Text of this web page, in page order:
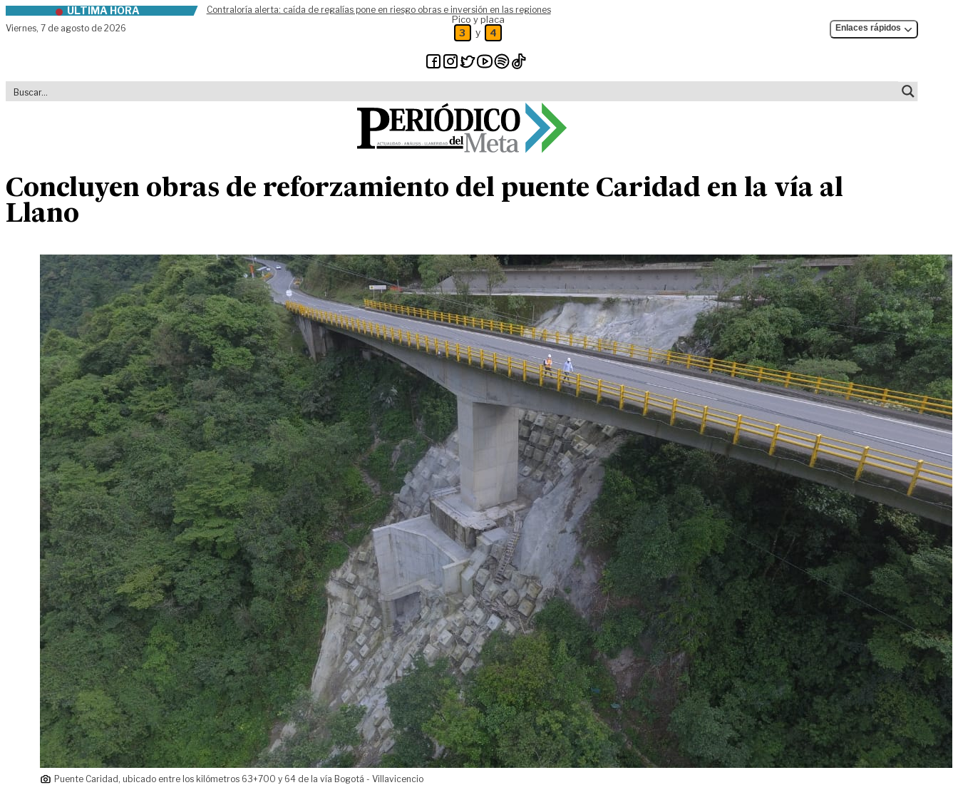
Skip to contentÚLTIMA HORA
Contraloría alerta: caída de regalías pone en riesgo obras e inversión en las regiones
Viernes, 7 de agosto de 2026
Pico y placa
3 y 4 Enlaces rápidos
Concluyen obras de reforzamiento del puente Caridad en la vía al
Llano
Puente Caridad, ubicado entre los kilómetros 63+700 y 64 de la vía Bogotá - Villavicencio